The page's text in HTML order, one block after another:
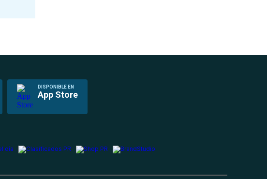
DISPONIBLE EN
App Store